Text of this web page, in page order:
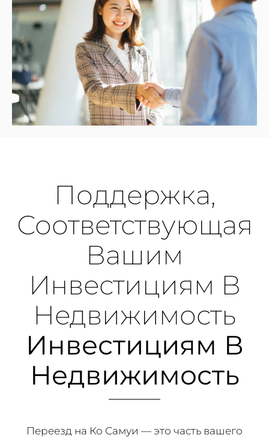
Поддержка,
Соответствующая
Вашим
Инвестициям В
Недвижимость
Инвестициям В
Недвижимость
Переезд на Ко Самуи — это часть вашего